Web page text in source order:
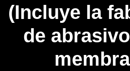
(Incluye la
de